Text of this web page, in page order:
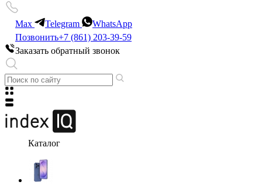
Max Telegram
WhatsApp
Позвонить+7 (861) 203-39-59
Заказать обратный звонок
Каталог